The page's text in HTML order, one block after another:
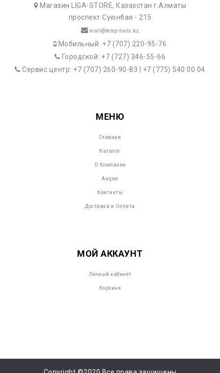
Магазин LIGA-STORE, Казахстан г.Алматы
проспект Суюнбая - 215
mail@temp-tools.kz
Мобильный: +7 (707) 220-95-76
Городской: +7 (727) 346-55-66
Сервис центр: +7 (707) 260-90-83 | +7 (775) 540 00 04
МЕНЮ
Главная
Каталог
О Компании
Акции
Контакты
Доставка и Оплата
МОЙ АККАУНТ
Личный кабинет
Корзина